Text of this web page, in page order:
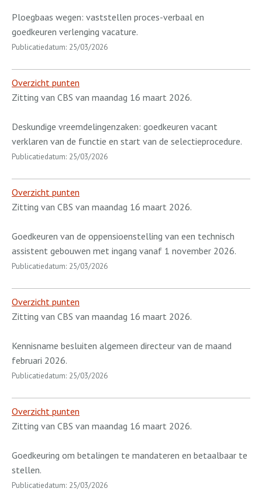
Ploegbaas wegen: vaststellen proces-verbaal en
goedkeuren verlenging vacature.
Publicatiedatum: 25/03/2026
Overzicht punten
Zitting van CBS van maandag 16 maart 2026.
Deskundige vreemdelingenzaken: goedkeuren vacant
verklaren van de functie en start van de selectieprocedure.
Publicatiedatum: 25/03/2026
Overzicht punten
Zitting van CBS van maandag 16 maart 2026.
Goedkeuren van de oppensioenstelling van een technisch
assistent gebouwen met ingang vanaf 1 november 2026.
Publicatiedatum: 25/03/2026
Overzicht punten
Zitting van CBS van maandag 16 maart 2026.
Kennisname besluiten algemeen directeur van de maand
februari 2026.
Publicatiedatum: 25/03/2026
Overzicht punten
Zitting van CBS van maandag 16 maart 2026.
Goedkeuring om betalingen te mandateren en betaalbaar te
stellen.
Publicatiedatum: 25/03/2026